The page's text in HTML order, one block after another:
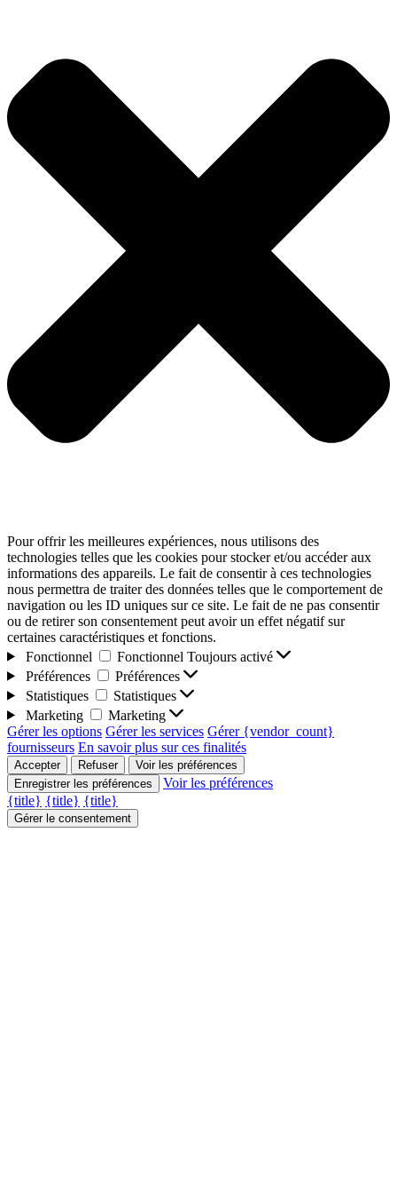
Pour offrir les meilleures expériences, nous utilisons des
technologies telles que les cookies pour stocker et/ou accéder aux
informations des appareils. Le fait de consentir à ces technologies
nous permettra de traiter des données telles que le comportement de
navigation ou les ID uniques sur ce site. Le fait de ne pas consentir
ou de retirer son consentement peut avoir un effet négatif sur
certaines caractéristiques et fonctions.
Fonctionnel
Fonctionnel Toujours activé
Préférences
Préférences
Statistiques
Statistiques
Marketing
Marketing
Gérer les options Gérer les services Gérer {vendor_count}
fournisseurs En savoir plus sur ces finalités
Accepter Refuser
Voir les préférences
Enregistrer les préférences
Voir les préférences
{title} {title} {title}
Gérer le consentement